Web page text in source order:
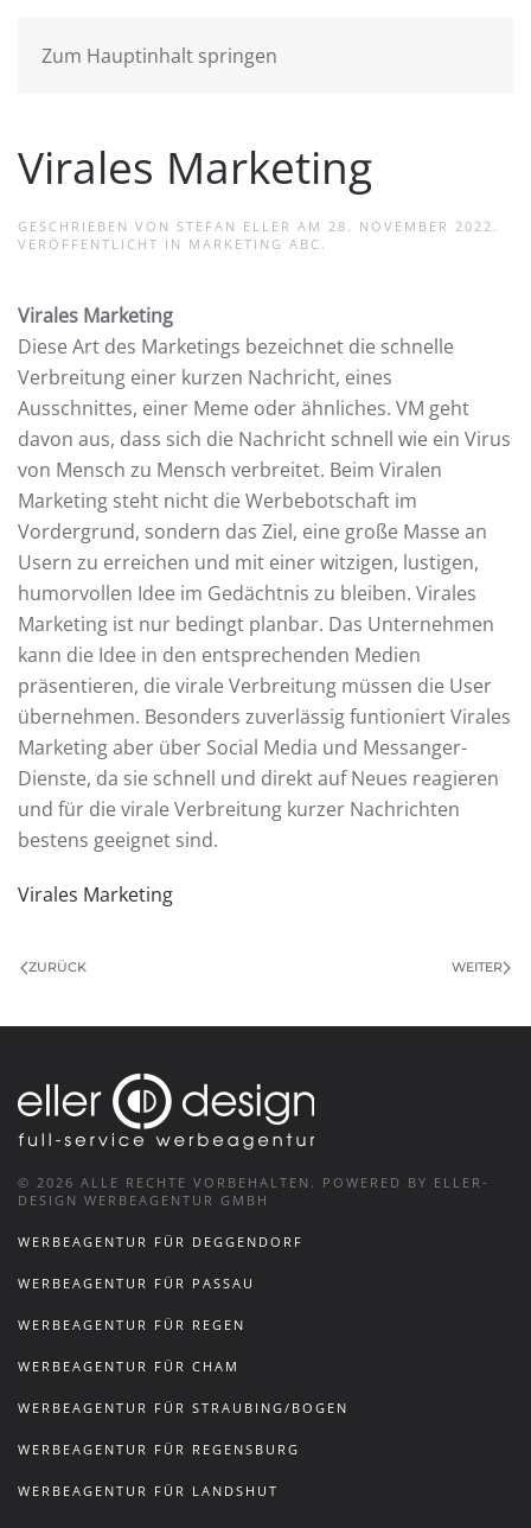
Zum Hauptinhalt springen
Virales Marketing
GESCHRIEBEN VON STEFAN ELLER AM 28. NOVEMBER 2022 .
VERÖFFENTLICHT IN MARKETING ABC .
Virales Marketing
Diese Art des Marketings bezeichnet die schnelle
Verbreitung einer kurzen Nachricht, eines
Ausschnittes, einer Meme oder ähnliches. VM geht
davon aus, dass sich die Nachricht schnell wie ein Virus
von Mensch zu Mensch verbreitet. Beim Viralen
Marketing steht nicht die Werbebotschaft im
Vordergrund, sondern das Ziel, eine große Masse an
Usern zu erreichen und mit einer witzigen, lustigen,
humorvollen Idee im Gedächtnis zu bleiben. Virales
Marketing ist nur bedingt planbar. Das Unternehmen
kann die Idee in den entsprechenden Medien
präsentieren, die virale Verbreitung müssen die User
übernehmen. Besonders zuverlässig funtioniert Virales
Marketing aber über Social Media und Messanger-
Dienste, da sie schnell und direkt auf Neues reagieren
und für die virale Verbreitung kurzer Nachrichten
bestens geeignet sind.
Virales Marketing
ZURÜCK WEITER
© 2026 ALLE RECHTE VORBEHALTEN. POWERED BY ELLER-
DESIGN WERBEAGENTUR GMBH
WERBEAGENTUR FÜR DEGGENDORF
WERBEAGENTUR FÜR PASSAU
WERBEAGENTUR FÜR REGEN
WERBEAGENTUR FÜR CHAM
WERBEAGENTUR FÜR STRAUBING/BOGEN
WERBEAGENTUR FÜR REGENSBURG
WERBEAGENTUR FÜR LANDSHUT